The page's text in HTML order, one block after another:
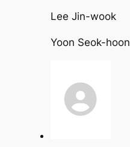
Lee Jin-wook
Yoon Seok-hoon